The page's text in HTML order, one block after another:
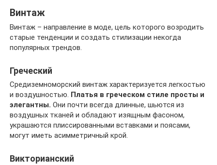
Винтаж
Винтаж – направление в моде, цель которого возродить
старые тенденции и создать стилизации некогда
популярных трендов.
Греческий
Средиземноморский винтаж характеризуется легкостью
и воздушностью. Платья в греческом стиле просты и
элегантны. Они почти всегда длинные, шьются из
воздушных тканей и обладают изящным фасоном,
украшаются плиссированными вставками и поясами,
могут иметь асимметричный крой.
Викторианский